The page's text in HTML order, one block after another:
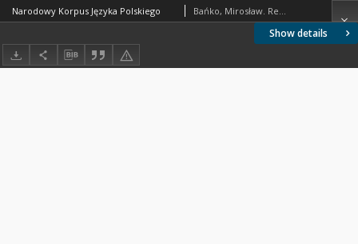
Show details
Narodowy Korpus Języka Polskiego Bańko, Mirosław. Red.; Górski, Rafał L. Red.; Przepiórkowski, Adam. Red.; Lewandowska-Tomaszczyk , Barbara. Red.